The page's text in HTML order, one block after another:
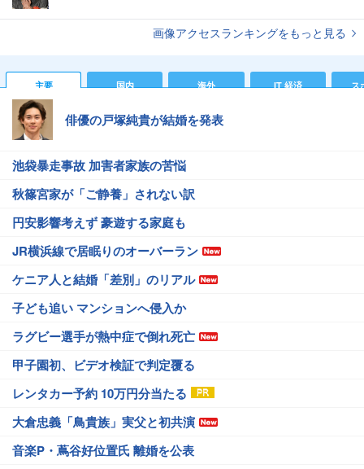
画像アクセスランキングをもっと見る
主要 国内 海外 IT 経済 ス
俳優の戸塚純貴が結婚を発表
池袋暴走事故 加害者家族の苦悩
秋篠宮家が「ご静養」されない訳
円安影響考えず 豪遊する家庭も
JR横浜線で居眠りのオーバーラン
ケニア人と結婚「差別」のリアル
子ども追い マンションへ侵入か
ラグビー選手が熱中症で倒れ死亡
甲子園初、ビデオ検証で判定覆る
レンタカー予約 10万円分当たる
大倉忠義「鳥貴族」実父と初共演
音楽P・蔦谷好位置氏 離婚を公表